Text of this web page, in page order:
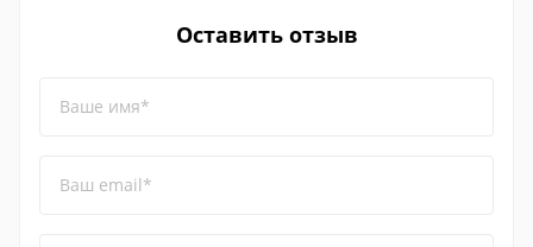
Оставить отзыв
Ваше имя*
Ваш email*